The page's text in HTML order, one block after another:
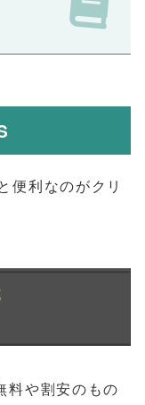
便利なのがクリ
料や割安のもの